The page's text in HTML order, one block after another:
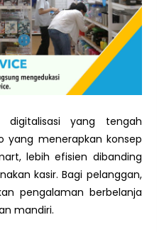
yang tengah
yang menerapkan konsep
lebih efisien dibanding
kasir. Bagi pelanggan,
pengalaman berbelanja
mandiri.